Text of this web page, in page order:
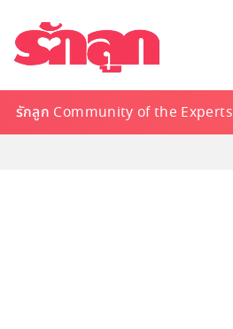
รักลูก Community of the Experts